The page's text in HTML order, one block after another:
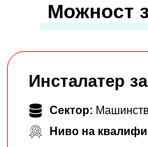
Можност
Инсталатер
Сектор:
Ниво на